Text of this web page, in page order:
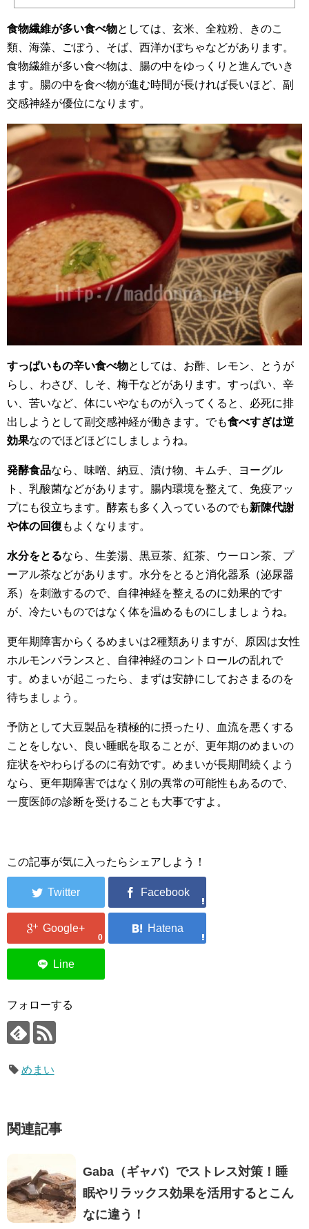
食物繊維が多い食べ物としては、玄米、全粒粉、きのこ
類、海藻、ごぼう、そば、西洋かぼちゃなどがあります。
食物繊維が多い食べ物は、腸の中をゆっくりと進んでいき
ます。腸の中を食べ物が進む時間が長ければ長いほど、副
交感神経が優位になります。
すっぱいもの辛い食べ物としては、お酢、レモン、とうが
らし、わさび、しそ、梅干などがあります。すっぱい、辛
い、苦いなど、体にいやなものが入ってくると、必死に排
出しようとして副交感神経が働きます。でも食べすぎは逆
効果なのでほどほどにしましょうね。
発酵食品なら、味噌、納豆、漬け物、キムチ、ヨーグル
ト、乳酸菌などがあります。腸内環境を整えて、免疫アッ
プにも役立ちます。酵素も多く入っているのでも新陳代謝
や体の回復 もよくなります。
水分をとるなら、生姜湯、黒豆茶、紅茶、ウーロン茶、プ
ーアル茶などがあります。水分をとると消化器系（泌尿器
系）を刺激するので、自律神経を整えるのに効果的です
が、冷たいものではなく体を温めるものにしましょうね。
更年期障害からくるめまいは2種類ありますが、原因は女性
ホルモンバランスと、自律神経のコントロールの乱れで
す。めまいが起こったら、まずは安静にしておさまるのを
待ちましょう。
予防として大豆製品を積極的に摂ったり、血流を悪くする
ことをしない、良い睡眠を取ることが、更年期のめまいの
症状をやわらげるのに有効です。めまいが長期間続くよう
なら、更年期障害ではなく別の異常の可能性もあるので、
一度医師の診断を受けることも大事ですよ。
この記事が気に入ったらシェアしよう！
0
フォローする
めまい
関連記事
Gaba（ギャバ）でストレス対策！睡
眠やリラックス効果を活用するとこん
なに違う！